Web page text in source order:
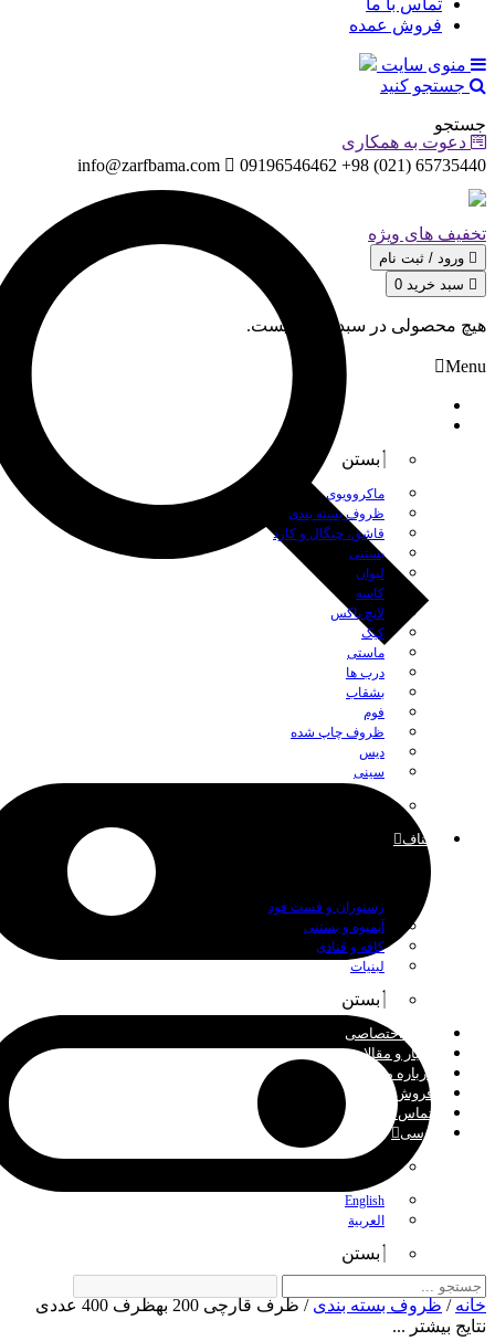
تماس با ما
فروش عمده
منوی سایت
جستجو کنید
جستجو
نتایج بیشتر ...
دعوت به همکاری
65735440 (021) 98+ 09196546462
info@zarfbama.com
تخفیف های ویژه
سبد خرید 0
هیچ محصولی در سبد خرید نیست.
Menu
بستن
ماکروویوی
ظروف بسته بندی
قاشق، چنگال و کارد
بستنی
لیوان
کاسه
لانچ باکس
کیک
ماستی
درب ها
بشقاب
فوم
ظروف چاپ شده
دیس
سینی
اصناف
رستوران و فست فود
آبمیوه و بستنی
کافه و قنادی
لبنیات
بستن
چاپ اختصاصی
اخبار و مقالات
درباره ما
فروش عمده
تماس با ما
فارسی
English
العربية
بستن
خانه / ظروف بسته بندی / ظرف قارچی 200 بهظرف 400 عددی